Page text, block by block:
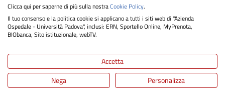
Informativa cookie
Clicca qui per saperne di più sulla nostraCookie Policy.
Il tuo consenso e la politica cookie si applicano a tutti i siti web di "Azienda
Ospedale - Università Padova", inclusi: ERN, Sportello Online, MyPrenota,
BIObanca, Sito istituzionale, webTV.
Accetta
Nega
Personalizza